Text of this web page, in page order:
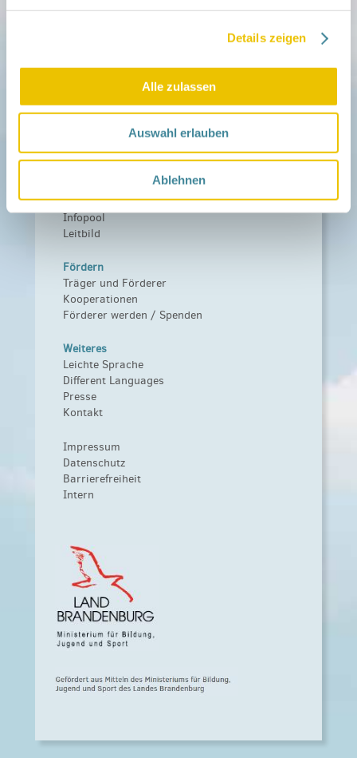
Details zeigen
Alle zulassen
Auswahl erlauben
Ablehnen
Zu deiner Region
Aktuelles
Aktuelle Termine
Über das Netzwerk
Das Familienhandbuch
Infopool
Leitbild
Fördern
Träger und Förderer
Kooperationen
Förderer werden / Spenden
Weiteres
Leichte Sprache
Different Languages
Presse
Kontakt
Impressum
Datenschutz
Barrierefreiheit
Intern